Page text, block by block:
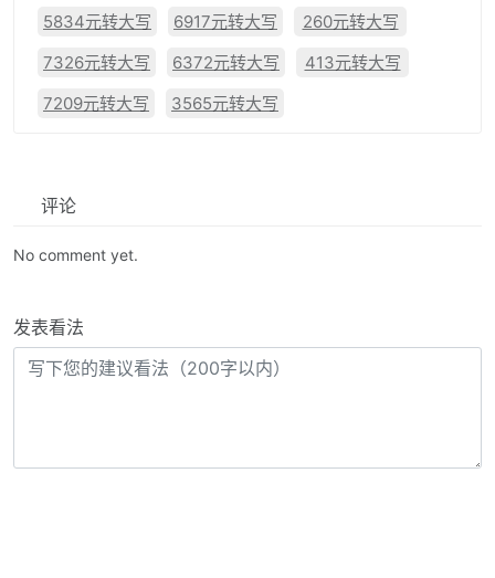
5834元转大写
6917元转大写
260元转大写
7326元转大写
6372元转大写
413元转大写
7209元转大写
3565元转大写
评论
No comment yet.
发表看法